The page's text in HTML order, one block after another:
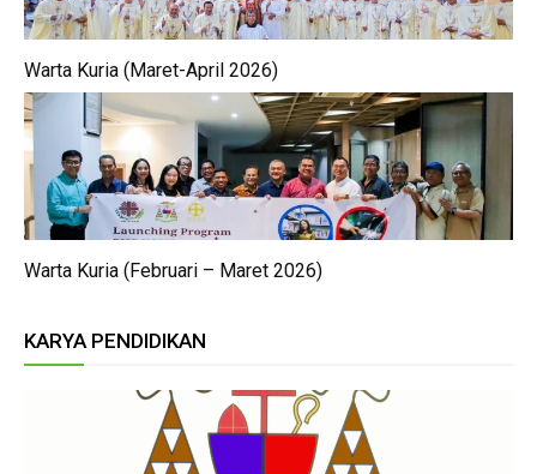
Warta Kuria (Maret-April 2026)
Warta Kuria (Februari – Maret 2026)
KARYA PENDIDIKAN